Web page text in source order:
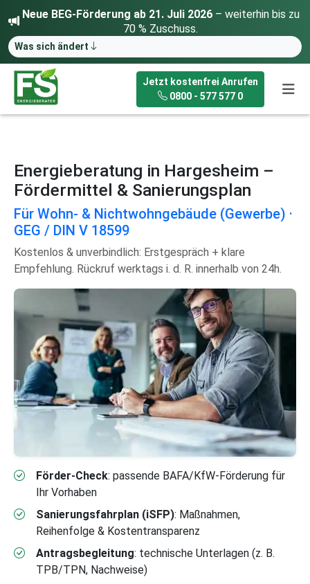
Neue BEG-Förderung ab 21. Juli 2026– weiterhin bis zu
70 % Zuschuss.
Was sich ändert
Jetzt kostenfrei Anrufen
0800 - 577 577 0
Energieberatung in Hargesheim –
Fördermittel & Sanierungsplan
Für Wohn- & Nichtwohngebäude (Gewerbe) ·
GEG / DIN V 18599
Kostenlos & unverbindlich: Erstgespräch + klare
Empfehlung. Rückruf werktags i. d. R. innerhalb von 24h.
Förder-Check: passende BAFA/KfW-Förderung für
Ihr Vorhaben
Sanierungsfahrplan (iSFP): Maßnahmen,
Reihenfolge & Kostentransparenz
Antragsbegleitung: technische Unterlagen (z. B.
TPB/TPN, Nachweise)